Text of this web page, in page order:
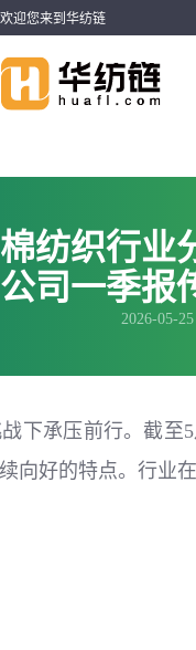
欢迎您来到华纺链
棉纺织行业
公司一季报
2026-05-
下承压前行。截
向好的特点。行业